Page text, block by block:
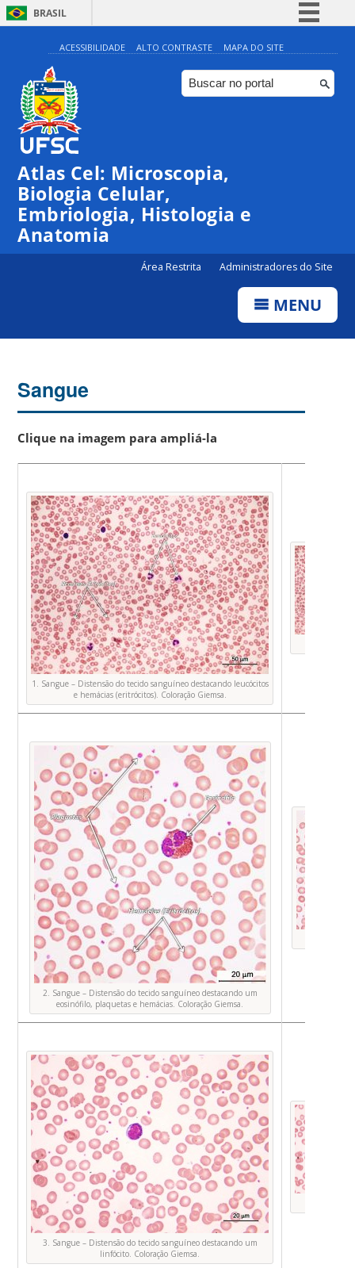
BRASIL
Simplifique!
Comunica BR
Participe
ACESSIBILIDADE ALTO CONTRASTE MAPA DO SITE
Atlas Cel: Microscopia,
Biologia Celular,
Embriologia, Histologia e
Anatomia
Área Restrita Administradores do Site
MENU
Sangue
Clique na imagem para ampliá-la
1. Sangue – Distensão do tecido sanguíneo destacando leucócitos
e hemácias (eritrócitos). Coloração Giemsa.
2. Sangue – Distensão do tecido sanguíneo destacando um
eosinófilo, plaquetas e hemácias. Coloração Giemsa.
3. Sangue – Distensão do tecido sanguíneo destacando um
linfócito. Coloração Giemsa.